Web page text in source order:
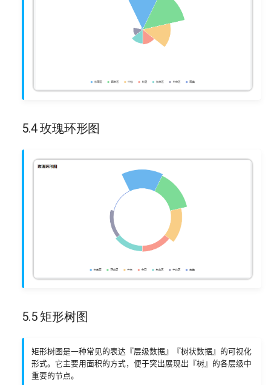
5.4 玫瑰环形图
5.5 矩形树图
矩形树图是一种常见的表达『层级数据』『树状数据』的可视化
形式。它主要用面积的方式，便于突出展现出『树』的各层级中
重要的节点。